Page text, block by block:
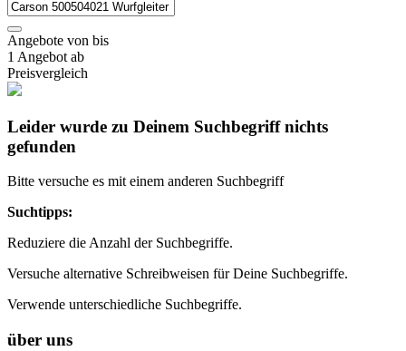
Angebote von bis
1 Angebot ab
Preisvergleich
Leider wurde zu Deinem Suchbegriff nichts
gefunden
Bitte versuche es mit einem anderen Suchbegriff
Suchtipps:
Reduziere die Anzahl der Suchbegriffe.
Versuche alternative Schreibweisen für Deine Suchbegriffe.
Verwende unterschiedliche Suchbegriffe.
über uns